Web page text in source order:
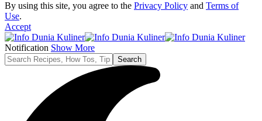
By using this site, you agree to the Privacy Policy and Terms of
Use.
Accept
Notification Show More